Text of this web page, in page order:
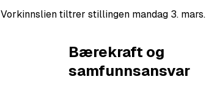
Vorkinnslien tiltrer stillingen mandag 3. mars.
Bærekraft og
samfunnsansvar